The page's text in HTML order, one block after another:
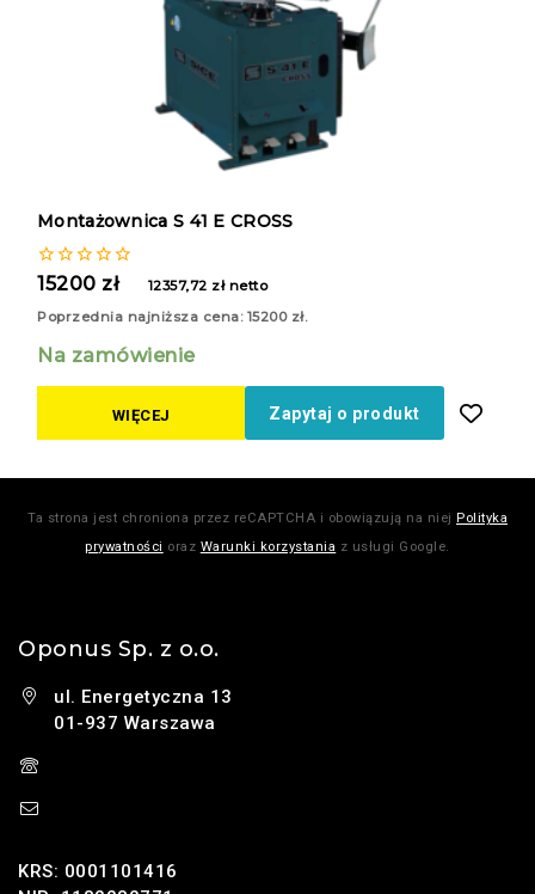
Montażownica S 41 E CROSS
0
5
15200 zł 12357,72 złnetto
Poprzednia najniższa cena: 15200 zł.
Na zamówienie
WIĘCEJ Zapytaj o produkt
Ta strona jest chroniona przez reCAPTCHA i obowiązują na niej Polityka
prywatności oraz Warunki korzystania z usługi Google.
Oponus Sp. z o.o.
ul. Energetyczna 13
01-937 Warszawa
KRS: 0001101416